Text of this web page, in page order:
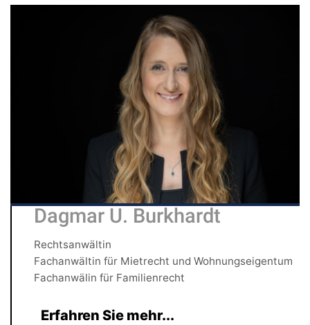
Dagmar U. Burkhardt
Rechtsanwältin
Fachanwältin für Mietrecht und Wohnungseigentum
Fachanwälin für Familienrecht
Erfahren Sie mehr...